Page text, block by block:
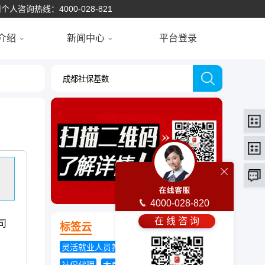
人咨询热线：4000-028-821
绍 新闻中心 平台登录
标签云
灵活就业人员养老保险
医疗保险政策
4000-028-820
在 线 咨 询